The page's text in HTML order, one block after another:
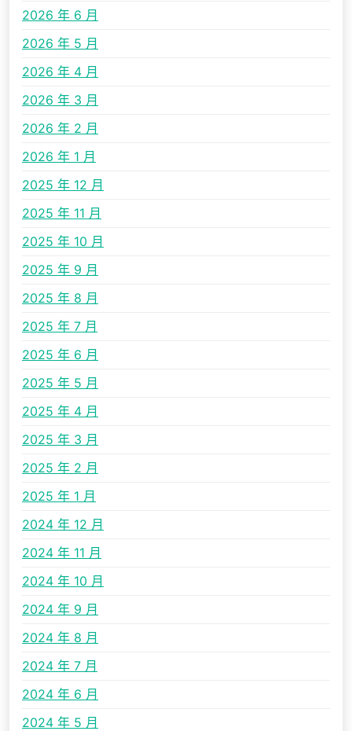
2026 年 6 月
2026 年 5 月
2026 年 4 月
2026 年 3 月
2026 年 2 月
2026 年 1 月
2025 年 12 月
2025 年 11 月
2025 年 10 月
2025 年 9 月
2025 年 8 月
2025 年 7 月
2025 年 6 月
2025 年 5 月
2025 年 4 月
2025 年 3 月
2025 年 2 月
2025 年 1 月
2024 年 12 月
2024 年 11 月
2024 年 10 月
2024 年 9 月
2024 年 8 月
2024 年 7 月
2024 年 6 月
2024 年 5 月